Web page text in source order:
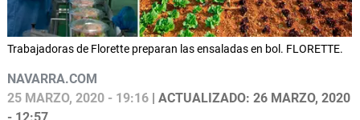
Trabajadoras de Florette preparan las ensaladas en bol. FLORETTE.
NAVARRA.COM
25 MARZO, 2020 - 19:16 | ACTUALIZADO: 26 MARZO, 2020